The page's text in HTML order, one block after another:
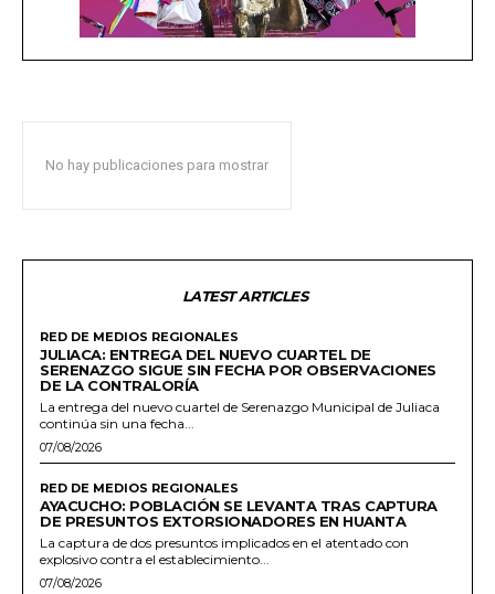
No hay publicaciones para mostrar
LATEST ARTICLES
RED DE MEDIOS REGIONALES
JULIACA: ENTREGA DEL NUEVO CUARTEL DE
SERENAZGO SIGUE SIN FECHA POR OBSERVACIONES
DE LA CONTRALORÍA
La entrega del nuevo cuartel de Serenazgo Municipal de Juliaca
continúa sin una fecha...
07/08/2026
RED DE MEDIOS REGIONALES
AYACUCHO: POBLACIÓN SE LEVANTA TRAS CAPTURA
DE PRESUNTOS EXTORSIONADORES EN HUANTA
La captura de dos presuntos implicados en el atentado con
explosivo contra el establecimiento...
07/08/2026